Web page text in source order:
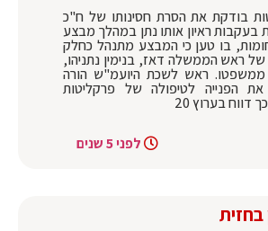
בודקת את הסרת חסינותו של ח"כ
בעקבות ראיון אותו נתן במהלך מבצע
בו טען כי המבצע מתנהל כחלק
ראש הממשלה דאז, בנימין נתניהו,
ממשפטו. ראש לשכת היועמ"ש הורה
הפנייה לטיפולה של פרקליטות
דווח בערוץ 20
לפני 5 שנים